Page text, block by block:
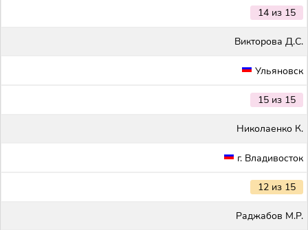
14 из 15
Викторова Д.С.
Ульяновск
15 из 15
Николаенко К.
г. Владивосток
12 из 15
Раджабов М.Р.